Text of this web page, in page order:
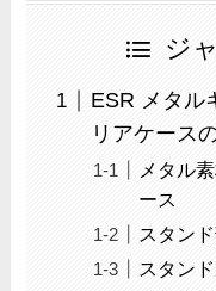
ジ
ESR メタル
リアケース
メタル
ース
スタン
スタン